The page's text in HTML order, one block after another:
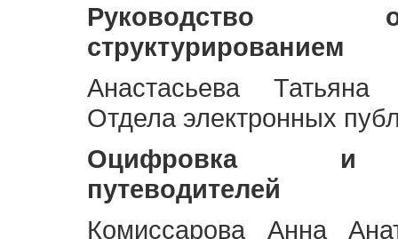
Руководство
структурированием
Анастасьева Татьяна
Отдела электронных
Оцифровка и
путеводителей
Комиссарова Анна